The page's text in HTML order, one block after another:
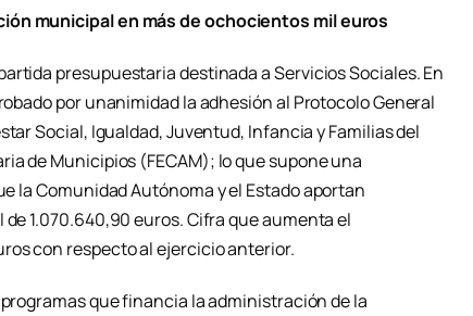
municipal en más de ochocientos mil euros
presupuestaria destinada a Servicios Sociales. En
por unanimidad la adhesión al Protocolo General
Social, Igualdad, Juventud, Infancia y Familias del
de Municipios (FECAM); lo que supone una
la Comunidad Autónoma y el Estado aportan
1.070.640,90 euros. Cifra que aumenta el
con respecto al ejercicio anterior.
que financia la administración de la